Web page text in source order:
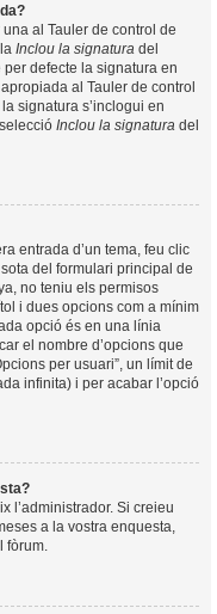
al Tauler de control de
Inclou la signatura del
defecte la signatura en
al Tauler de control
signatura s’inclogui en
Inclou la signatura del
entrada d’un tema, feu clic
del formulari principal de
no teniu els permisos
i dues opcions com a mínim
opció és en una línia
el nombre d’opcions que
per usuari”, un límit de
infinita) i per acabar l’opció
l’administrador. Si creieu
a la vostra enquesta,
fòrum.